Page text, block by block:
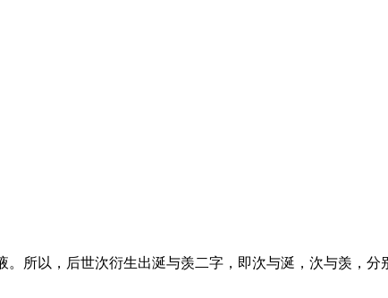
所以，后世㳄衍生出涎与羡二字，即㳄与涎，㳄与羡，